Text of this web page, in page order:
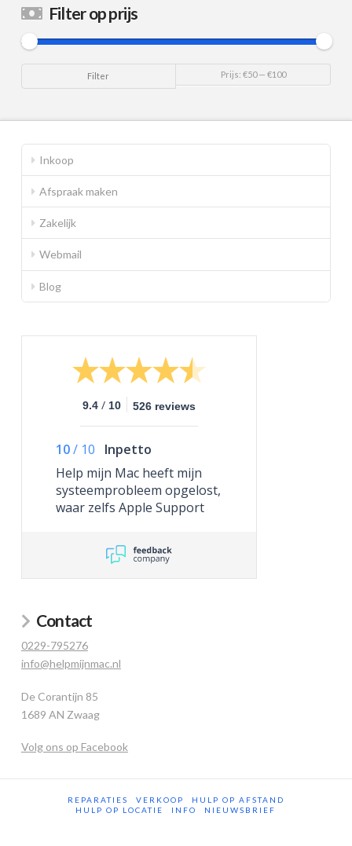
Filter op prijs
prijs
prijs
Filter Prijs: €50— €100
Inkoop
Afspraak maken
Zakelijk
Webmail
Blog
9.4 / 10 526 reviews
10/ 10
Inpetto
Help mijn Mac heeft mijn
systeemprobleem opgelost,
waar zelfs Apple Support
Contact
0229-795276
info@helpmijnmac.nl
De Corantijn 85
1689 AN Zwaag
Volg ons op Facebook
REPARATIES VERKOOP
HULP OP AFSTAND
HULP OP LOCATIE
INFO NIEUWSBRIEF